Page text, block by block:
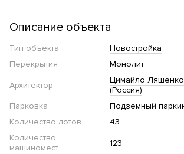
Описание объекта
Тип объекта
Новостройка
Перекрытия
Монолит
Архитектор
Цимайло
(Россия)
Парковка
Подземный
Количество лотов
43
Количество
машиномест
123